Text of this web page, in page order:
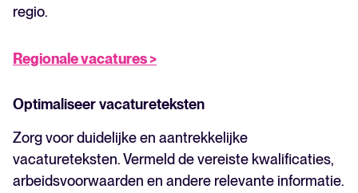
regio.
Regionale vacatures >
Optimaliseer vacatureteksten
Zorg voor duidelijke en aantrekkelijke
vacatureteksten. Vermeld de vereiste kwalificaties,
arbeidsvoorwaarden en andere relevante informatie.